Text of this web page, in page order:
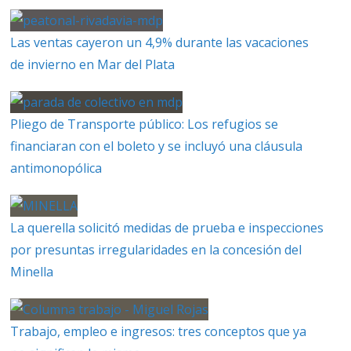
Las ventas cayeron un 4,9% durante las vacaciones
de invierno en Mar del Plata
Pliego de Transporte público: Los refugios se
financiaran con el boleto y se incluyó una cláusula
antimonopólica
La querella solicitó medidas de prueba e inspecciones
por presuntas irregularidades en la concesión del
Minella
Trabajo, empleo e ingresos: tres conceptos que ya